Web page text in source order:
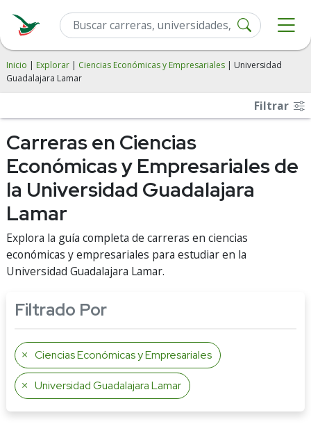
Inicio | Explorar | Ciencias Económicas y Empresariales | Universidad
Guadalajara Lamar
Filtrar
Carreras en Ciencias
Económicas y Empresariales de
la Universidad Guadalajara
Lamar
Explora la guía completa de carreras en ciencias
económicas y empresariales para estudiar en la
Universidad Guadalajara Lamar.
Filtrado Por
Ciencias Económicas y Empresariales
Universidad Guadalajara Lamar